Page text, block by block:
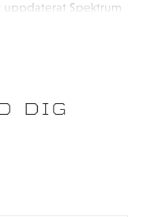
Spektrum
smutsskydd.
borstlöst
hållbarhet
DIG